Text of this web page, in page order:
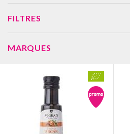
FILTRES
MARQUES